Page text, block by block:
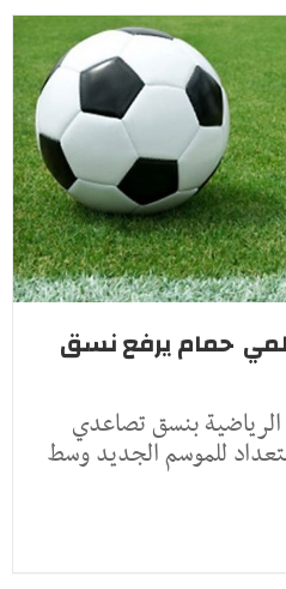
حمام يرفع نسق
بنسق تصاعدي
للموسم الجديد وسط